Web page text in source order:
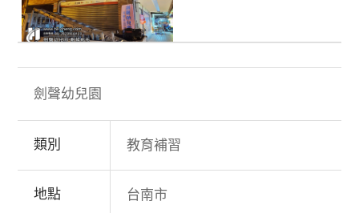
劍聲幼兒園
類別 教育補習
地點 台南市